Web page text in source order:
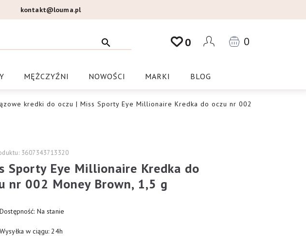
kontakt@louma.pl
0 0
MĘŻCZYŹNI NOWOŚCI MARKI BLOG
kredki do oczu | Miss Sporty Eye Millionaire Kredka do oczu nr 002
3607343713320
Sporty Eye Millionaire Kredka do
nr 002 Money Brown, 1,5 g
Dostępność: Na stanie
Wysyłka w ciągu: 24h